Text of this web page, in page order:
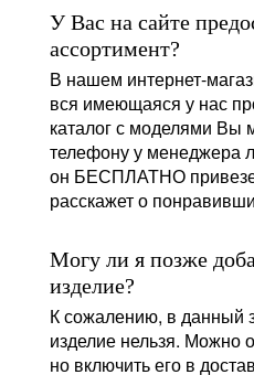
У Вас на сайте
ассортимент?
В нашем интернет-
вся имеющаяся у нас
каталог с моделями Вы
телефону у менеджера
он БЕСПЛАТНО
расскажет о
Могу ли я позже
изделие?
К сожалению, в данный
изделие нельзя. Можно
но включить его в